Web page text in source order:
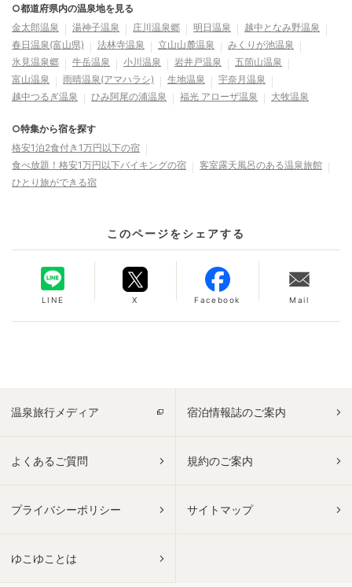
○都道府県内の温泉地を見る
金太郎温泉
湯神子温泉 庄川温泉郷 明日温泉
越中となみ野温泉
春日温泉(富山県)
法林寺温泉 立山山麓温泉
みくりが池温泉
氷見温泉郷
牛岳温泉 小川温泉 岩井戸温泉
五箇山温泉
富山温泉
雨晴温泉(アマハラシ) 生地温泉
宇奈月温泉
越中つるぎ温泉
ひみ阿尾の浦温泉 福光 アローザ温泉 大牧温泉
○特集から宿を探す
格安1泊2食付き1万円以下の宿
食べ放題！格安1万円以下バイキングの宿
客室露天風呂のある温泉旅館
ひとり旅ができる宿
このページをシェアする
LINE X Facebook Mail
温泉旅行メディア 宿泊情報誌のご案内
よくあるご質問 規約のご案内
プライバシーポリシー サイトマップ
ゆこゆことは